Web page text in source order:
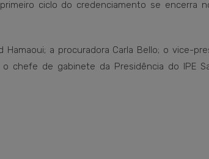
ciclo do credenciamento se encerra
a procuradora Carla Bello; o vice-
chefe de gabinete da Presidência do IPE